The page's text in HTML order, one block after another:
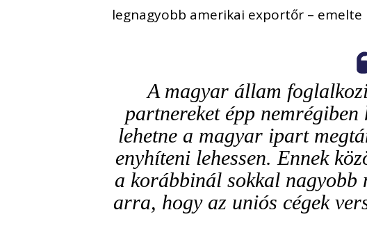
legnagyobb amerikai exportőr – emelte
A magyar állam
partnereket épp
lehetne a magyar ipart
enyhíteni lehessen. Ennek
a korábbinál sokkal nagyobb
arra, hogy az uniós cégek